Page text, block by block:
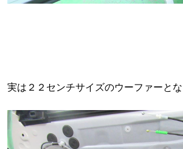
実は２２センチサイズのウーファーとな